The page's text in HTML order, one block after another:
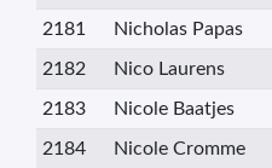
2181 Nicholas Papas
2182 Nico Laurens
2183 Nicole Baatjes
2184 Nicole Cromme